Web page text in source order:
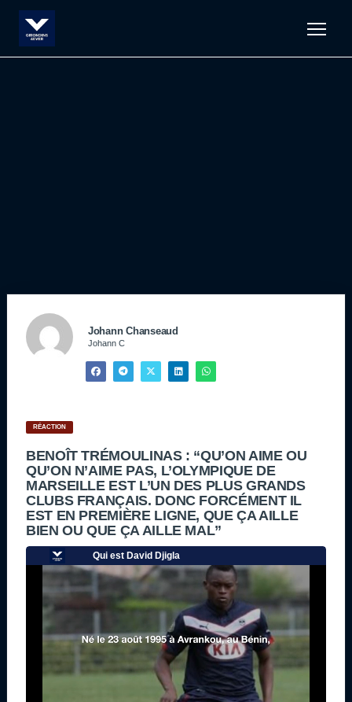
Johann Chanseaud
Johann C
RÉACTION
BENOÎT TRÉMOULINAS : “QU’ON AIME OU
QU’ON N’AIME PAS, L’OLYMPIQUE DE
MARSEILLE EST L’UN DES PLUS GRANDS
CLUBS FRANÇAIS. DONC FORCÉMENT IL
EST EN PREMIÈRE LIGNE, QUE ÇA AILLE
BIEN OU QUE ÇA AILLE MAL”